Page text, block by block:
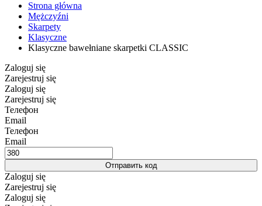
Strona główna
Mężczyźni
Skarpety
Klasyczne
Klasyczne bawełniane skarpetki CLASSIC
Zaloguj się
Zarejestruj się
Zaloguj się
Zarejestruj się
Телефон
Email
Телефон
Email
Отправить код
Zaloguj się
Zarejestruj się
Zaloguj się